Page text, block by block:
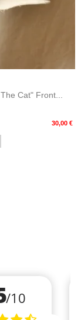
Cat" Front...
30,00 €